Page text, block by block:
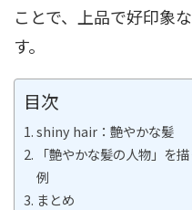
ことで、上品で好印象
す。
目次
shiny hair：艶やかな髪
「艶やかな髪の人物」を
例
まとめ